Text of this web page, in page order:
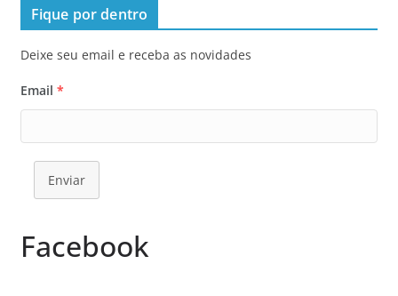
Fique por dentro
Deixe seu email e receba as novidades
Email *
Enviar
Facebook